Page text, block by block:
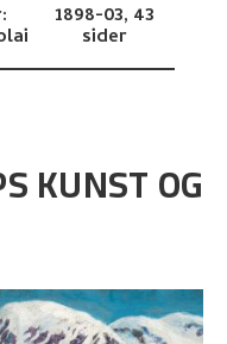
1898-03, 43
sider
KUNST OG